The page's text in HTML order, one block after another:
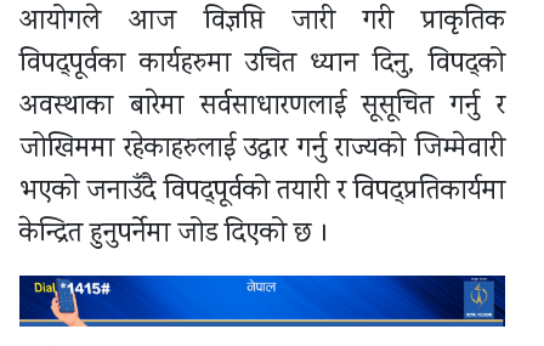
आयोगले आज विज्ञप्ति जारी गरी प्राकृतिक
विपद्पूर्वका कार्यहरुमा उचित ध्यान दिनु, विपद्को
अवस्थाका बारेमा सर्वसाधारणलाई सूसूचित गर्नु र
जोखिममा रहेकाहरुलाई उद्धार गर्नु राज्यको जिम्मेवारी
भएको जनाउँदै विपद्पूर्वको तयारी र विपद्प्रतिकार्यमा
केन्द्रित हुनुपर्नेमा जोड दिएको छ ।